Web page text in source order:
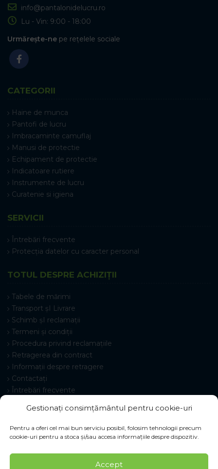
Gestionați consimțământul pentru cookie-uri
Pentru a oferi cel mai bun serviciu posibil, folosim tehnologii precum
cookie-uri pentru a stoca și/sau accesa informațiile despre dispozitiv.
Accept
info@pantalonidelucru.ro
Lu - Vin: 9:00 - 18:00
Urmărește-ne pe rețelele sociale
CATEGORII
Haine de munca
Pantofi de lucru
Imbracaminte camuflaj
Manusi de protectie
Echipament de protectie
Indicatoare rutiere
Instrumente de lucru
Curatenie si igiena
SERVICII
Întrebări frecvente
Protecția datelor cu caracter personal
TOTUL DESPRE ACHIZIȚII
Tabele de mărimi
Transport șI Livrare
Schimb șI reclamații
Termeni și condiții
Procedura privind reclamațiile
Retragerea din contract
Informații despre retragere
Contactați
Întrebări frecvente
© 2026 Pracovné odevy ZIKO s. r. o., toate drepturile